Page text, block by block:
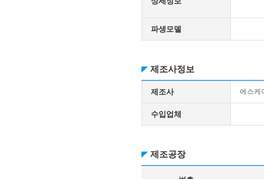
파생모델
제조사정보
제조사 에스케
수입업체
제조공장